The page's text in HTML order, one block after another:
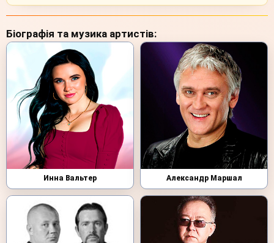
Біографія та музика артистів:
Инна Вальтер Александр Маршал